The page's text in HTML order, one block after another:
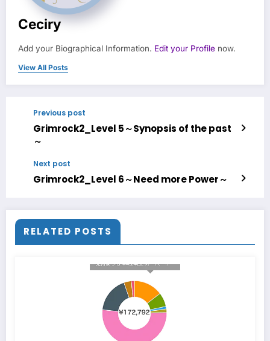
Ceciry
Add your Biographical Information. Edit your Profile now.
View All Posts
Previous post
Grimrock2_Level 5～Synopsis of the past
～
Next post
Grimrock2_Level 6～Need more Power～
RELATED POSTS